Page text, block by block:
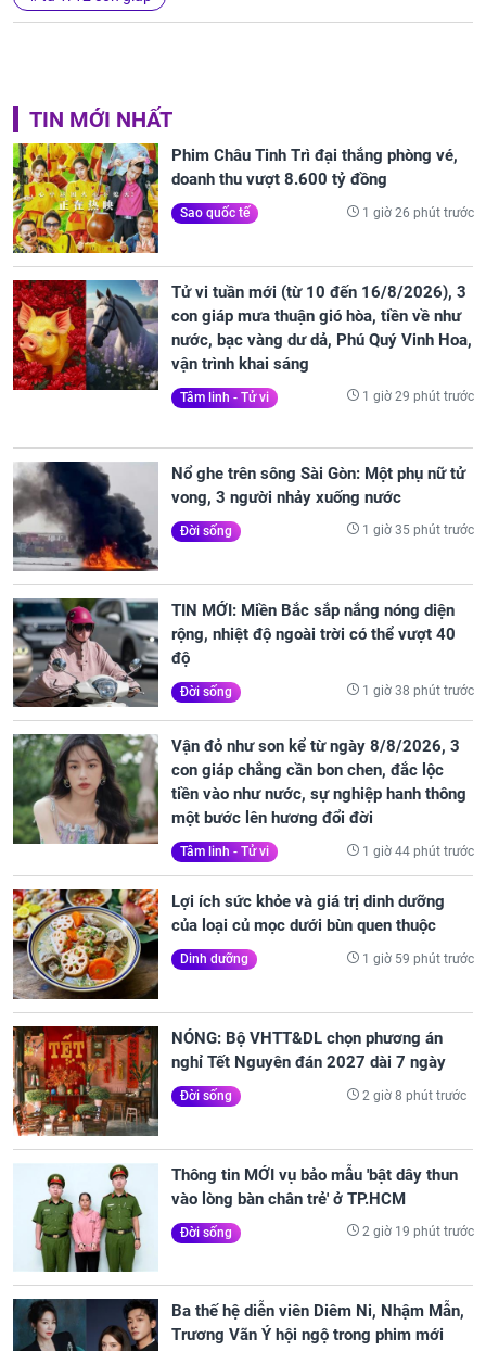
TIN MỚI NHẤT
Phim Châu Tinh Trì đại thắng phòng vé,
doanh thu vượt 8.600 tỷ đồng
Sao quốc tế 1 giờ 26 phút trước
Tử vi tuần mới (từ 10 đến 16/8/2026), 3
con giáp mưa thuận gió hòa, tiền về như
nước, bạc vàng dư dả, Phú Quý Vinh Hoa,
vận trình khai sáng
Tâm linh - Tử vi 1 giờ 29 phút trước
Nổ ghe trên sông Sài Gòn: Một phụ nữ tử
vong, 3 người nhảy xuống nước
Đời sống 1 giờ 35 phút trước
TIN MỚI: Miền Bắc sắp nắng nóng diện
rộng, nhiệt độ ngoài trời có thể vượt 40
độ
Đời sống 1 giờ 38 phút trước
Vận đỏ như son kể từ ngày 8/8/2026, 3
con giáp chẳng cần bon chen, đắc lộc
tiền vào như nước, sự nghiệp hanh thông
một bước lên hương đổi đời
Tâm linh - Tử vi 1 giờ 44 phút trước
Lợi ích sức khỏe và giá trị dinh dưỡng
của loại củ mọc dưới bùn quen thuộc
Dinh dưỡng 1 giờ 59 phút trước
NÓNG: Bộ VHTT&DL chọn phương án
nghỉ Tết Nguyên đán 2027 dài 7 ngày
Đời sống 2 giờ 8 phút trước
Thông tin MỚI vụ bảo mẫu 'bật dây thun
vào lòng bàn chân trẻ' ở TP.HCM
Đời sống 2 giờ 19 phút trước
Ba thế hệ diễn viên Diêm Ni, Nhậm Mẫn,
Trương Vãn Ý hội ngộ trong phim mới